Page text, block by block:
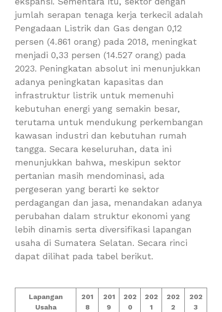
jumlah serapan tenaga kerja terkecil adalah
Pengadaan Listrik dan Gas dengan 0,12
persen (4.861 orang) pada 2018, meningkat
menjadi 0,33 persen (14.527 orang) pada
2023. Peningkatan absolut ini menunjukkan
adanya peningkatan kapasitas dan
infrastruktur listrik untuk memenuhi
kebutuhan energi yang semakin besar,
terutama untuk mendukung perkembangan
kawasan industri dan kebutuhan rumah
tangga. Secara keseluruhan, data ini
menunjukkan bahwa, meskipun sektor
pertanian masih mendominasi, ada
pergeseran yang berarti ke sektor
perdagangan dan jasa, menandakan adanya
perubahan dalam struktur ekonomi yang
lebih dinamis serta diversifikasi lapangan
usaha di Sumatera Selatan. Secara rinci
dapat dilihat pada tabel berikut.
Lapangan
Usaha
201
8
201
9
202
0
202
1
202
2
202
3